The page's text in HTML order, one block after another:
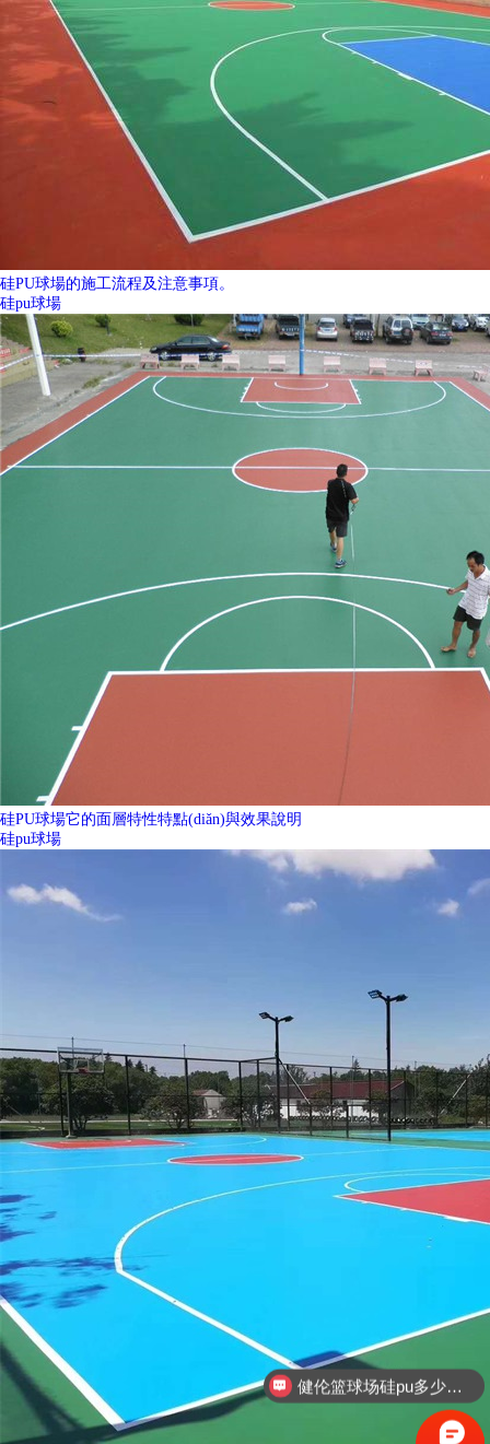
硅PU球場的施工流程及注意事項。
硅pu球場
硅PU球場它的面層特性特點(diǎn)與效果說明
硅pu球場
健伦硅pu厂家联系方式